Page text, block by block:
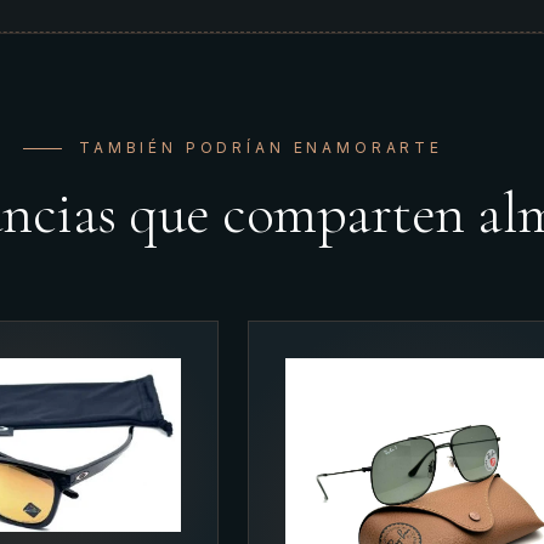
TAMBIÉN PODRÍAN ENAMORARTE
que comparten